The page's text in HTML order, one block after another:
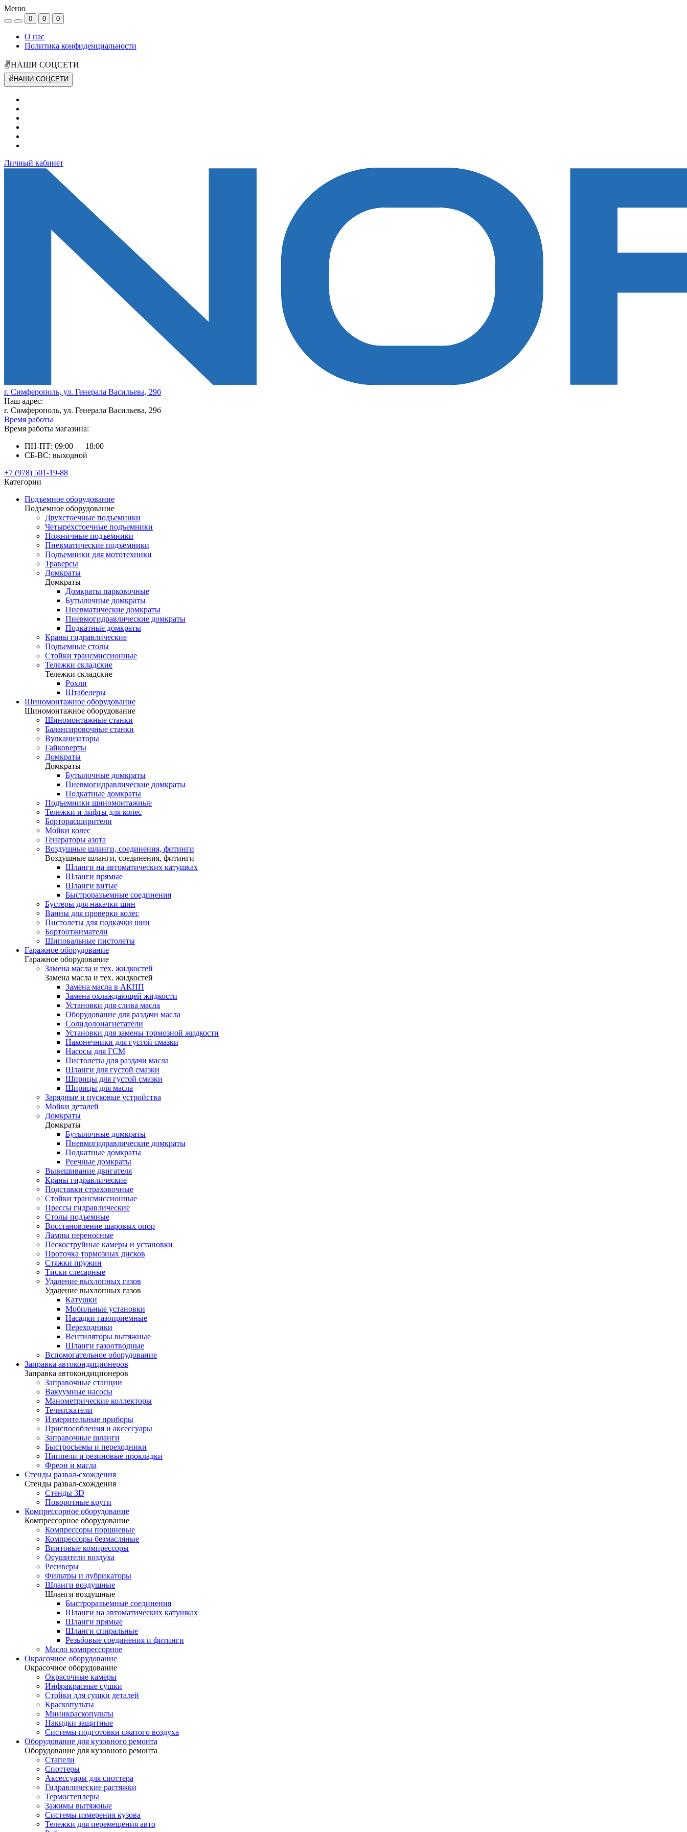
Меню
0 0 0
О нас
Политика конфиденциальности
✌НАШИ СОЦСЕТИ
✌ НАШИ СОЦСЕТИ
Личный кабинет
г. Симферополь, ул. Генерала Васильева, 29б
Наш адрес:
г. Симферополь, ул. Генерала Васильева, 29б
Время работы
Время работы магазина:
ПН-ПТ: 09:00 — 18:00
СБ-ВС: выходной
+7 (978) 501-19-88
Категории
Подъемное оборудование
Подъемное оборудование
Двухстоечные подъемники
Четырехстоечные подъемники
Ножничные подъемники
Пневматические подъемники
Подъемники для мототехники
Траверсы
Домкраты
Домкраты
Домкраты парковочные
Бутылочные домкраты
Пневматические домкраты
Пневмогидравлические домкраты
Подкатные домкраты
Краны гидравлические
Подъемные столы
Стойки трансмиссионные
Тележки складские
Тележки складские
Рохли
Штабелеры
Шиномонтажное оборудование
Шиномонтажное оборудование
Шиномонтажные станки
Балансировочные станки
Вулканизаторы
Гайковерты
Домкраты
Домкраты
Бутылочные домкраты
Пневмогидравлические домкраты
Подкатные домкраты
Подъемники шиномонтажные
Тележки и лифты для колес
Борторасширители
Мойки колес
Генераторы азота
Воздушные шланги, соединения, фитинги
Воздушные шланги, соединения, фитинги
Шланги на автоматических катушках
Шланги прямые
Шланги витые
Быстроразъемные соединения
Бустеры для накачки шин
Ванны для проверки колес
Пистолеты для подкачки шин
Бортоотжиматели
Шиповальные пистолеты
Гаражное оборудование
Гаражное оборудование
Замена масла и тех. жидкостей
Замена масла и тех. жидкостей
Замена масла в АКПП
Замена охлаждающей жидкости
Установки для слива масла
Оборудование для раздачи масла
Солидолонагнетатели
Установки для замены тормозной жидкости
Наконечники для густой смазки
Насосы для ГСМ
Пистолеты для раздачи масла
Шланги для густой смазки
Шприцы для густой смазки
Шприцы для масла
Зарядные и пусковые устройства
Мойки деталей
Домкраты
Домкраты
Бутылочные домкраты
Пневмогидравлические домкраты
Подкатные домкраты
Реечные домкраты
Вывешивание двигателя
Краны гидравлические
Подставки страховочные
Стойки трансмиссионные
Прессы гидравлические
Столы подъемные
Восстановление шаровых опор
Лампы переносные
Пескоструйные камеры и установки
Проточка тормозных дисков
Стяжки пружин
Тиски слесарные
Удаление выхлопных газов
Удаление выхлопных газов
Катушки
Мобильные установки
Насадки газоприемные
Переходники
Вентиляторы вытяжные
Шланги газоотводные
Вспомогательное оборудование
Заправка автокондиционеров
Заправка автокондиционеров
Заправочные станции
Вакуумные насосы
Манометрические коллекторы
Течеискатели
Измерительные приборы
Приспособления и аксессуары
Заправочные шланги
Быстросъемы и переходники
Ниппели и резиновые прокладки
Фреон и масла
Стенды развал-схождения
Стенды развал-схождения
Стенды 3D
Поворотные круги
Компрессорное оборудование
Компрессорное оборудование
Компрессоры поршневые
Компрессоры безмасляные
Винтовые компрессоры
Осушители воздуха
Ресиверы
Фильтры и лубрикаторы
Шланги воздушные
Шланги воздушные
Быстроразъемные соединения
Шланги на автоматических катушках
Шланги прямые
Шланги спиральные
Резьбовые соединения и фитинги
Масло компрессорное
Окрасочное оборудование
Окрасочное оборудование
Окрасочные камеры
Инфракрасные сушки
Стойки для сушки деталей
Краскопульты
Миникраскопульты
Накидки защитные
Системы подготовки сжатого воздуха
Оборудование для кузовного ремонта
Оборудование для кузовного ремонта
Стапели
Споттеры
Аксессуары для споттера
Гидравлические растяжки
Термостеплеры
Зажимы вытяжные
Системы измерения кузова
Тележки для перемещения авто